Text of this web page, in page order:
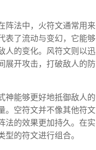
阵法中，火符文通常用来
表了流动与变幻，它能够
人的变化。风符文则以迅
展开攻击，打破敌人的防
神能够更好地抵御敌人的
。空符文并不像其他符文
法的效果更加持久。在实
的符文进行组合。